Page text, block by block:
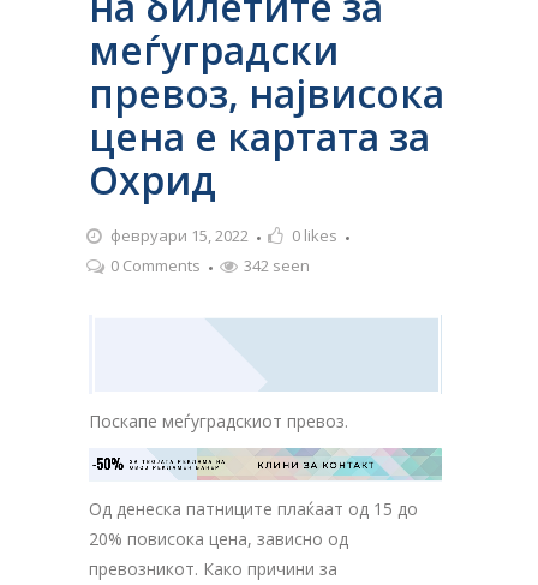
меѓуградски
превоз, највисока
цена е картата за
Охрид
февруари 15, 2022 0 likes
0 Comments
342 seen
Поскапе меѓуградскиот превоз.
-50% ЗА ТВОЈАТА РЕКЛАМА НА
ОВОЈ РЕКЛАМЕН БАНЕР КЛИНИ ЗА КОНТАКТ
Од денеска патниците плаќаат од 15 до
20% повисока цена, зависно од
превозникот. Како причини за